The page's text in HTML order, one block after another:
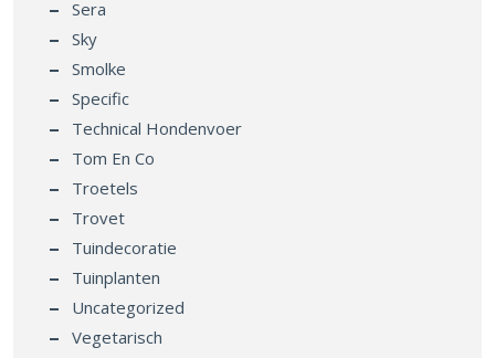
Sky
Smolke
Specific
Technical Hondenvoer
Tom En Co
Troetels
Trovet
Tuindecoratie
Tuinplanten
Uncategorized
Vegetarisch
Versvoer